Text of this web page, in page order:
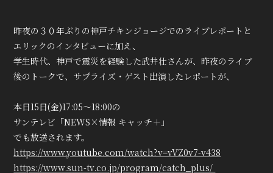
無料会員登録 ログイン
昨夜の３０年ぶりの神戸チキンジョージでのライブレポートと
エリックのインタビューに加え、
学生時代、神戸で震災を経験した武井壮さんが、昨夜のライブ
後のトークで、サプライズ・ゲスト出演したレポートが、
本日15日(金)17:05～18:00の
サンテレビ「NEWS×情報 キャッチ＋」
でも放送されます。
https://www.youtube.com/watch?v=vVZ0v7-v438
https://www.sun-tv.co.jp/program/catch_plus/